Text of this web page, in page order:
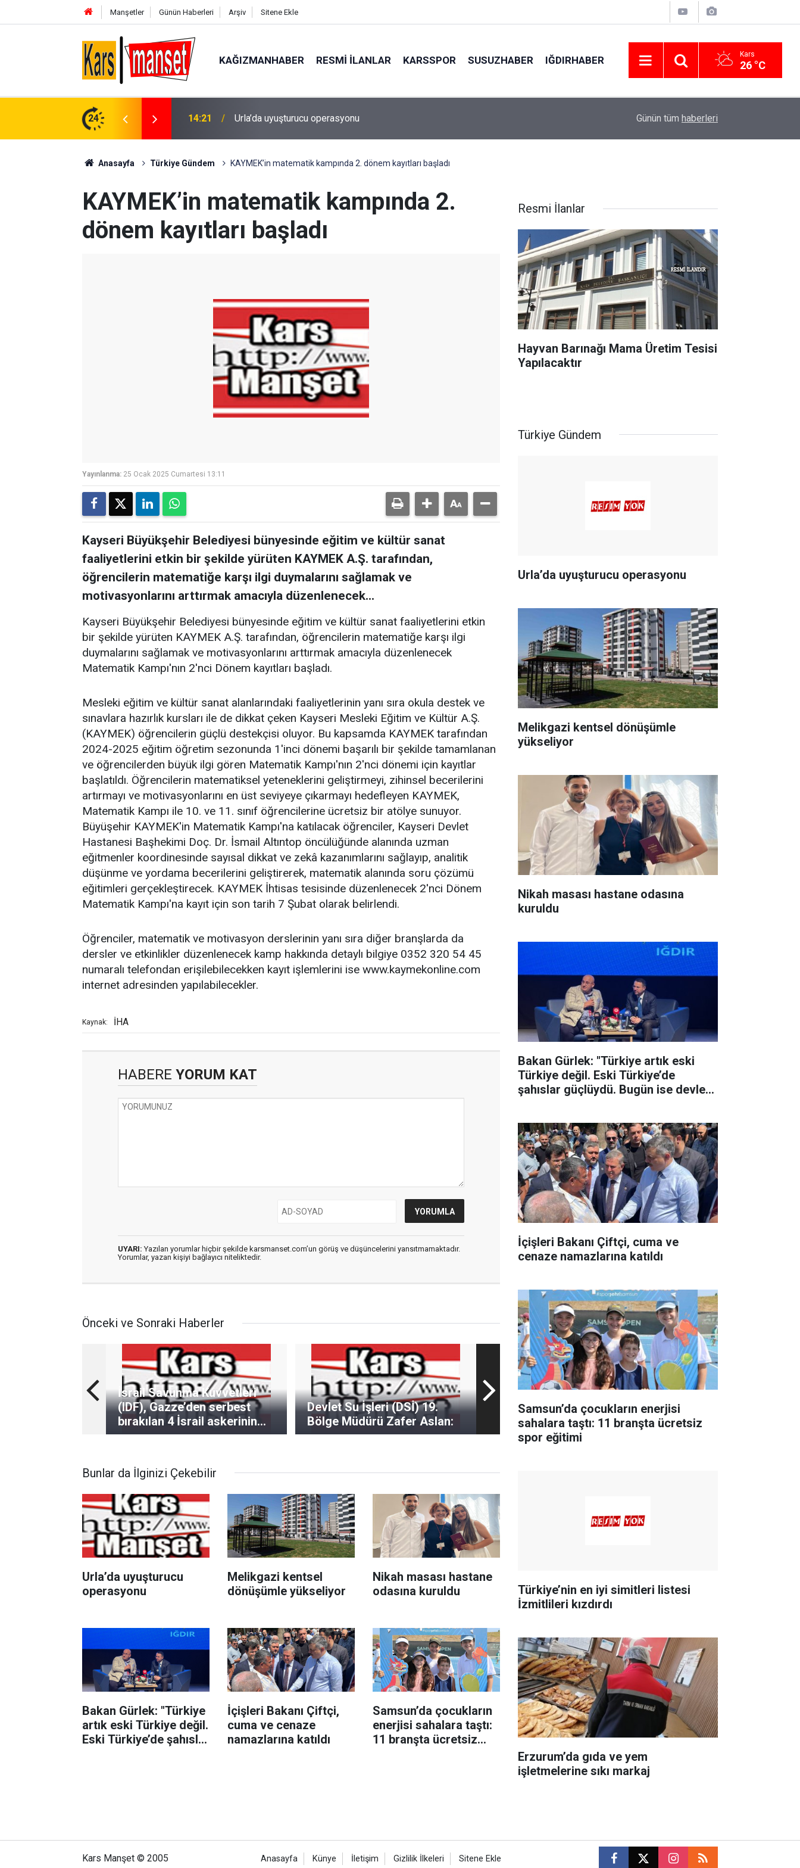
Manşetler Günün Haberleri Arşiv Sitene Ekle
KAĞIZMANHABER RESMI İLANLAR KARSSPOR SUSUZHABER IĞDIRHABER Kars
26 °C
24 14:20 Melikgazi kentsel dönüşümle yükseliyor Nikah masası hastane odasına kuruldu
Günün tüm haberleri
Anasayfa Türkiye Gündem KAYMEK’in matematik kampında 2. dönem kayıtları başladı
KAYMEK’in matematik kampında 2.
dönem kayıtları başladı
Yayınlanma: 25 Ocak 2025 Cumartesi 13:11
Kayseri Büyükşehir Belediyesi bünyesinde eğitim ve kültür sanat
faaliyetlerini etkin bir şekilde yürüten KAYMEK A.Ş. tarafından,
öğrencilerin matematiğe karşı ilgi duymalarını sağlamak ve
motivasyonlarını arttırmak amacıyla düzenlenecek...
Kayseri Büyükşehir Belediyesi bünyesinde eğitim ve kültür sanat faaliyetlerini etkin
bir şekilde yürüten KAYMEK A.Ş. tarafından, öğrencilerin matematiğe karşı ilgi
duymalarını sağlamak ve motivasyonlarını arttırmak amacıyla düzenlenecek
Matematik Kampı'nın 2'nci Dönem kayıtları başladı.
Mesleki eğitim ve kültür sanat alanlarındaki faaliyetlerinin yanı sıra okula destek ve
sınavlara hazırlık kursları ile de dikkat çeken Kayseri Mesleki Eğitim ve Kültür A.Ş.
(KAYMEK) öğrencilerin güçlü destekçisi oluyor. Bu kapsamda KAYMEK tarafından
2024-2025 eğitim öğretim sezonunda 1'inci dönemi başarılı bir şekilde tamamlanan
ve öğrencilerden büyük ilgi gören Matematik Kampı'nın 2'nci dönemi için kayıtlar
başlatıldı. Öğrencilerin matematiksel yeteneklerini geliştirmeyi, zihinsel becerilerini
artırmayı ve motivasyonlarını en üst seviyeye çıkarmayı hedefleyen KAYMEK,
Matematik Kampı ile 10. ve 11. sınıf öğrencilerine ücretsiz bir atölye sunuyor.
Büyüşehir KAYMEK'in Matematik Kampı'na katılacak öğrenciler, Kayseri Devlet
Hastanesi Başhekimi Doç. Dr. İsmail Altıntop öncülüğünde alanında uzman
eğitmenler koordinesinde sayısal dikkat ve zekâ kazanımlarını sağlayıp, analitik
düşünme ve yordama becerilerini geliştirerek, matematik alanında soru çözümü
eğitimleri gerçekleştirecek. KAYMEK İhtisas tesisinde düzenlenecek 2'nci Dönem
Matematik Kampı'na kayıt için son tarih 7 Şubat olarak belirlendi.
Öğrenciler, matematik ve motivasyon derslerinin yanı sıra diğer branşlarda da
dersler ve etkinlikler düzenlenecek kamp hakkında detaylı bilgiye 0352 320 54 45
numaralı telefondan erişilebilecekken kayıt işlemlerini ise www.kaymekonline.com
internet adresinden yapılabilecekler.
Kaynak: İHA
HABERE YORUM KAT
UYARI: Yazılan yorumlar hiçbir şekilde karsmanset.com’un görüş ve düşüncelerini yansıtmamaktadır.
Yorumlar, yazan kişiyi bağlayıcı niteliktedir.
Önceki ve Sonraki Haberler
İsrail Savunma Kuvvetleri
(IDF), Gazze’den serbest
bırakılan 4 İsrail askerinin
sınırı geçerek İsrail’e
Devlet Su İşleri (DSİ) 19.
Bölge Müdürü Zafer Aslan:
Bunlar da İlginizi Çekebilir
Urla’da uyuşturucu
operasyonu
Melikgazi kentsel
dönüşümle yükseliyor
Nikah masası hastane
odasına kuruldu
Bakan Gürlek: "Türkiye
artık eski Türkiye değil.
Eski Türkiye’de şahıslar
İçişleri Bakanı Çiftçi,
cuma ve cenaze
namazlarına katıldı
Samsun’da çocukların
enerjisi sahalara taştı:
11 branşta ücretsiz
Resmi İlanlar
Hayvan Barınağı Mama Üretim Tesisi
Yapılacaktır
Türkiye Gündem
Urla’da uyuşturucu operasyonu
Melikgazi kentsel dönüşümle
yükseliyor
Nikah masası hastane odasına
kuruldu
Bakan Gürlek: "Türkiye artık eski
Türkiye değil. Eski Türkiye’de
şahıslar güçlüydü. Bugün ise devlet
İçişleri Bakanı Çiftçi, cuma ve
cenaze namazlarına katıldı
Samsun’da çocukların enerjisi
sahalara taştı: 11 branşta ücretsiz
spor eğitimi
Türkiye’nin en iyi simitleri listesi
İzmitlileri kızdırdı
Erzurum’da gıda ve yem
işletmelerine sıkı markaj
Kars Manşet © 2005 Anasayfa Künye İletişim Gizlilik İlkeleri Sitene Ekle